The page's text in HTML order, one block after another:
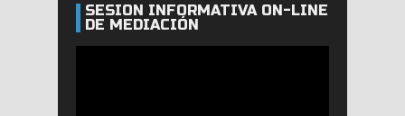
SESIÓN INFORMATIVA ON-LINE
DE MEDIACIÓN